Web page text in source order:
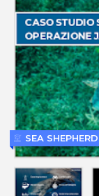
SEA SHEPHERD